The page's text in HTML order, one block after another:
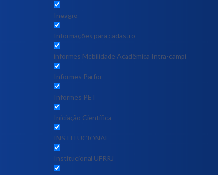
Ineagro
Informações para cadastro
informes Mobilidade Acadêmica Intra-campi
Informes Parfor
Informes PET
Iniciação Científica
INSTITUCIONAL
Institucional UFRRJ